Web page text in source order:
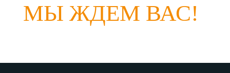
МЫ ЖДЕМ ВАС!